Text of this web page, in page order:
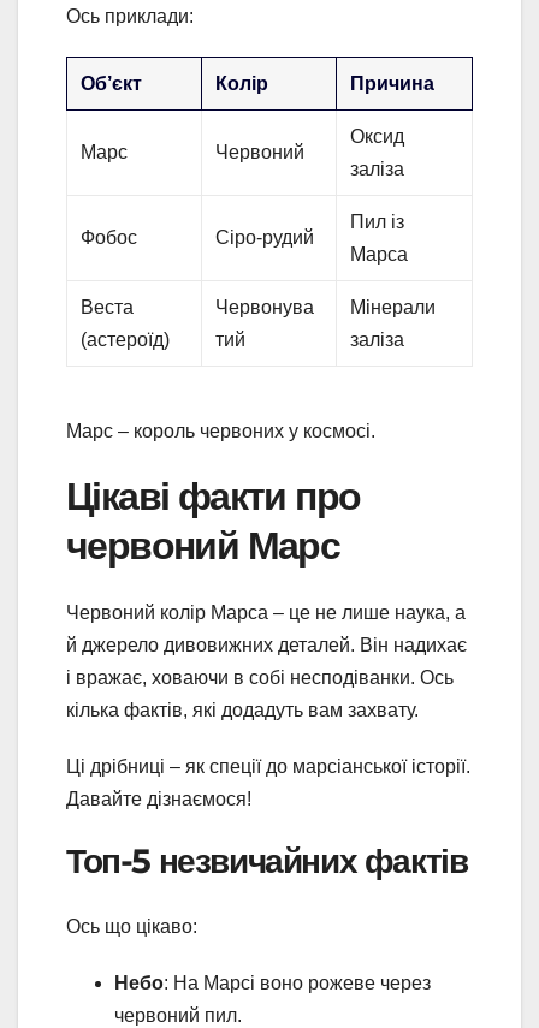
Ось приклади:
Об’єкт Колір Причина
Марс Червоний
Оксид
заліза
Фобос Сіро-рудий
Пил із
Марса
Веста
(астероїд)
Червонува
тий
Мінерали
заліза
Марс – король червоних у космосі.
Цікаві факти про
червоний Марс
Червоний колір Марса – це не лише наука, а
й джерело дивовижних деталей. Він надихає
і вражає, ховаючи в собі несподіванки. Ось
кілька фактів, які додадуть вам захвату.
Ці дрібниці – як спеції до марсіанської історії.
Давайте дізнаємося!
Топ-5 незвичайних фактів
Ось що цікаво:
Небо: На Марсі воно рожеве через
червоний пил.